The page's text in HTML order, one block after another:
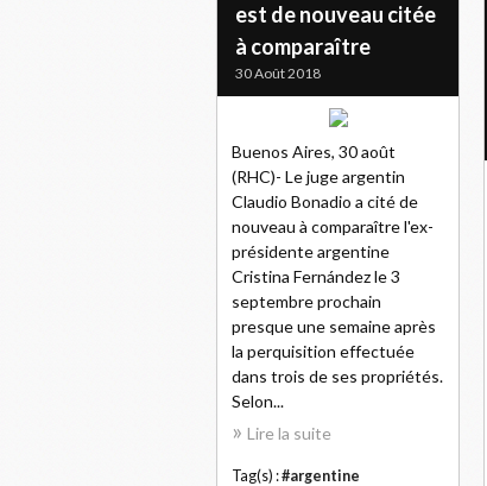
est de nouveau citée
à comparaître
30 Août 2018
Buenos Aires, 30 août
(RHC)- Le juge argentin
Claudio Bonadio a cité de
nouveau à comparaître l'ex-
présidente argentine
Cristina Fernández le 3
septembre prochain
presque une semaine après
la perquisition effectuée
dans trois de ses propriétés.
Selon...
Lire la suite
Tag(s) :#argentine